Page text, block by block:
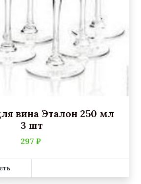
вина Эталон 250 мл
3 шт
297 ₽